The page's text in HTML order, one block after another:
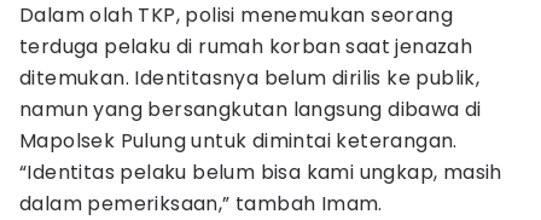
Dalam olah TKP, polisi menemukan seorang
terduga pelaku di rumah korban saat jenazah
ditemukan. Identitasnya belum dirilis ke publik,
namun yang bersangkutan langsung dibawa di
Mapolsek Pulung untuk dimintai keterangan.
“Identitas pelaku belum bisa kami ungkap, masih
dalam pemeriksaan,” tambah Imam.